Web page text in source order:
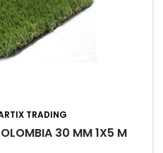
TRADING
30 MM 1X5 M